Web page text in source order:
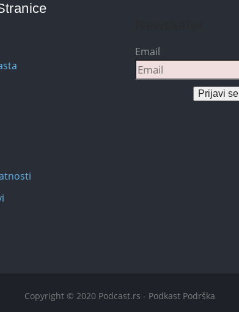
Email
Prijavi se
Copyright © 2020 Podcast.rs - Podkast Podrška